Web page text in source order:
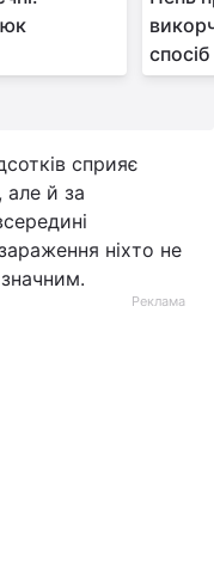
сприяє
але й за
ніхто не
Реклама